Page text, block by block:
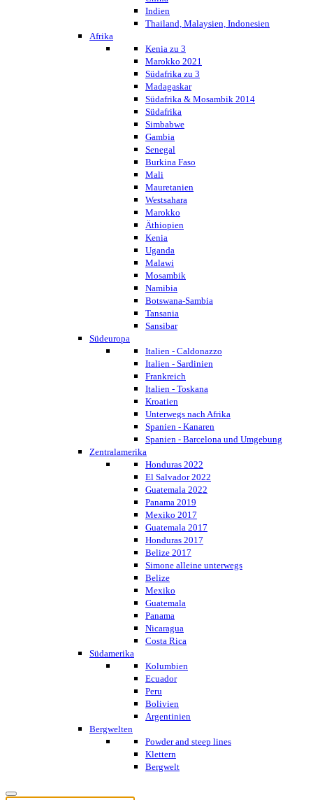
Indien
Thailand, Malaysien, Indonesien
Afrika
Kenia zu 3
Marokko 2021
Südafrika zu 3
Madagaskar
Südafrika & Mosambik 2014
Südafrika
Simbabwe
Gambia
Senegal
Burkina Faso
Mali
Mauretanien
Westsahara
Marokko
Äthiopien
Kenia
Uganda
Malawi
Mosambik
Namibia
Botswana-Sambia
Tansania
Sansibar
Südeuropa
Italien - Caldonazzo
Italien - Sardinien
Frankreich
Italien - Toskana
Kroatien
Unterwegs nach Afrika
Spanien - Kanaren
Spanien - Barcelona und Umgebung
Zentralamerika
Honduras 2022
El Salvador 2022
Guatemala 2022
Panama 2019
Mexiko 2017
Guatemala 2017
Honduras 2017
Belize 2017
Simone alleine unterwegs
Belize
Mexiko
Guatemala
Panama
Nicaragua
Costa Rica
Südamerika
Kolumbien
Ecuador
Peru
Bolivien
Argentinien
Bergwelten
Powder and steep lines
Klettern
Bergwelt